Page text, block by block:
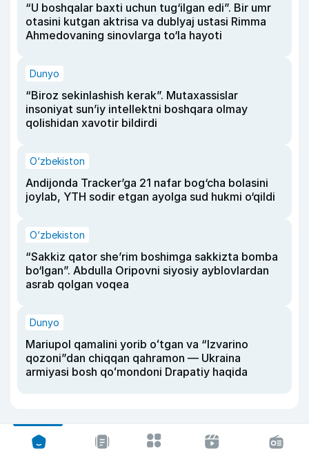
“U boshqalar baxti uchun tug‘ilgan edi”. Bir umr
otasini kutgan aktrisa va dublyaj ustasi Rimma
Ahmedovaning sinovlarga to‘la hayoti
Dunyo
“Biroz sekinlashish kerak”. Mutaxassislar
insoniyat sun’iy intellektni boshqara olmay
qolishidan xavotir bildirdi
O‘zbekiston
Andijonda Tracker’ga 21 nafar bog‘cha bolasini
joylab, YTH sodir etgan ayolga sud hukmi o‘qildi
O‘zbekiston
“Sakkiz qator she’rim boshimga sakkizta bomba
bo‘lgan”. Abdulla Oripovni siyosiy ayblovlardan
asrab qolgan voqea
Dunyo
Mariupol qamalini yorib oʻtgan va “Izvarino
qozoni”dan chiqqan qahramon — Ukraina
armiyasi bosh qoʻmondoni Drapatiy haqida